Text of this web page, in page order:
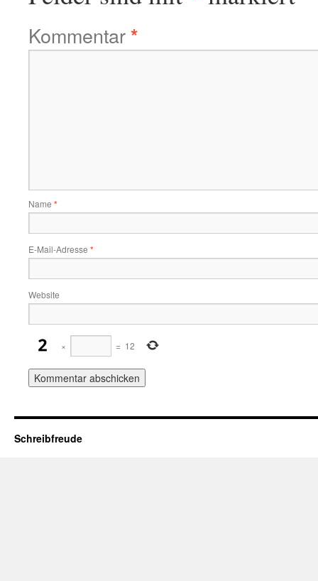
Kommentar*
Name *
E-Mail-Adresse *
Website
× = 12
Schreibfreude